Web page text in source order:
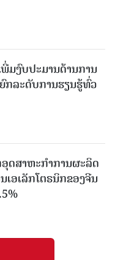
ພີ່ມງົບປະມານດ້ານການ
ກລະດັບການຮຽນຮູ້ທົ່ວ
ດ​ສາ​ຫະ​ກຳ​ການ​ຜະ​ລິດ​
ເອ​ເລັກ​ໂຕ​ຣ​ນິກ​ຂອງ​ຈີນ​